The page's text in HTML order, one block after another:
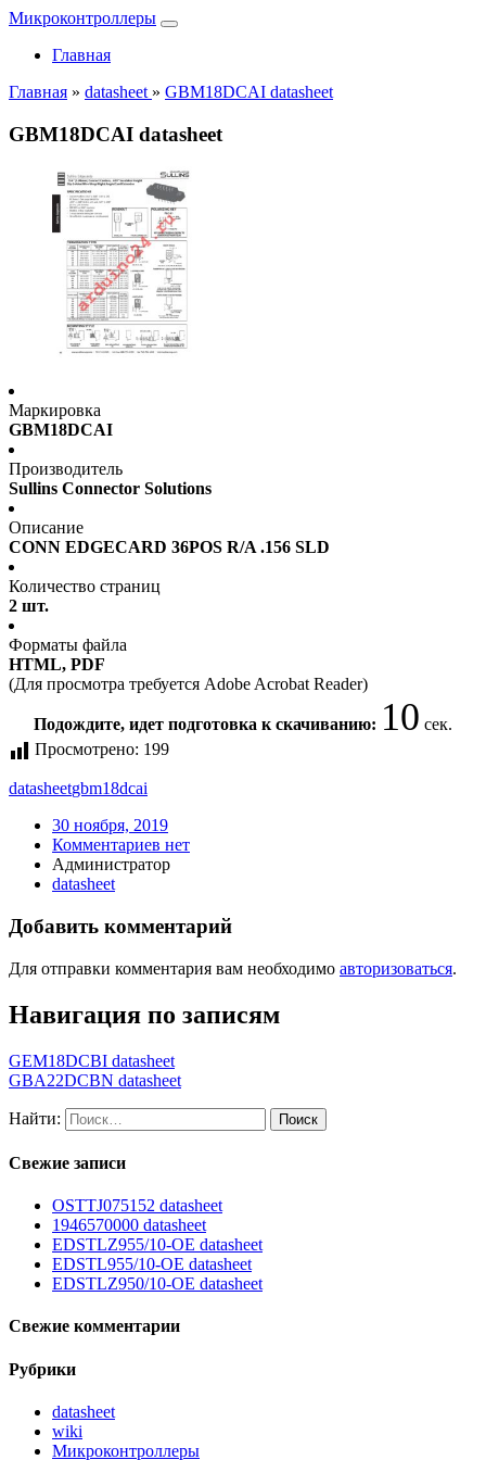
Микроконтроллеры
Главная
Главная » datasheet » GBM18DCAI datasheet
GBM18DCAI datasheet
Маркировка
GBM18DCAI
Производитель
Sullins Connector Solutions
Описание
CONN EDGECARD 36POS R/A .156 SLD
Количество страниц
2 шт.
Форматы файла
HTML, PDF
(Для просмотра требуется Adobe Acrobat Reader)
Подождите, идет подготовка к скачиванию: 10 сек.
Просмотрено: 199
datasheetgbm18dcai
30 ноября, 2019
Комментариев нет
Администратор
datasheet
Добавить комментарий
Для отправки комментария вам необходимо авторизоваться.
Навигация по записям
GEM18DCBI datasheet
GBA22DCBN datasheet
Найти:
Свежие записи
OSTTJ075152 datasheet
1946570000 datasheet
EDSTLZ955/10-OE datasheet
EDSTL955/10-OE datasheet
EDSTLZ950/10-OE datasheet
Свежие комментарии
Рубрики
datasheet
wiki
Микроконтроллеры